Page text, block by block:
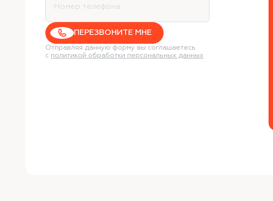
ПЕРЕЗВОНИТЕ МНЕ
Отправляя данную форму вы соглашаетесь
с политикой обработки персональных данных